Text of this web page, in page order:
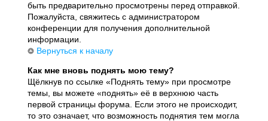
быть предварительно просмотрены перед отправкой.
Пожалуйста, свяжитесь с администратором
конференции для получения дополнительной
информации.
Вернуться к началу
Как мне вновь поднять мою тему?
Щёлкнув по ссылке «Поднять тему» при просмотре
темы, вы можете «поднять» её в верхнюю часть
первой страницы форума. Если этого не происходит,
то это означает, что возможность поднятия тем могла